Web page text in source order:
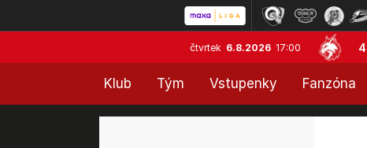
čtvrtek 6.8.2026 17:00
Klub Tým Vstupenky Fanzóna